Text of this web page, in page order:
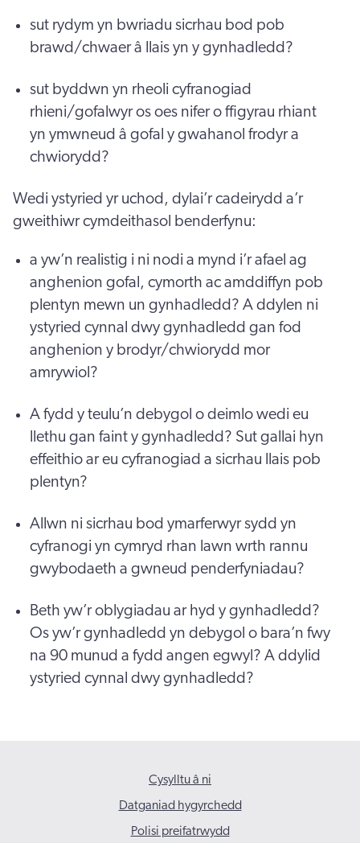
sut rydym yn bwriadu sicrhau bod pob
brawd/chwaer â llais yn y gynhadledd?
sut byddwn yn rheoli cyfranogiad
rhieni/gofalwyr os oes nifer o ffigyrau rhiant
yn ymwneud â gofal y gwahanol frodyr a
chwiorydd?
Wedi ystyried yr uchod, dylai’r cadeirydd a’r
gweithiwr cymdeithasol benderfynu:
a yw’n realistig i ni nodi a mynd i’r afael ag
anghenion gofal, cymorth ac amddiffyn pob
plentyn mewn un gynhadledd? A ddylen ni
ystyried cynnal dwy gynhadledd gan fod
anghenion y brodyr/chwiorydd mor
amrywiol?
A fydd y teulu’n debygol o deimlo wedi eu
llethu gan faint y gynhadledd? Sut gallai hyn
effeithio ar eu cyfranogiad a sicrhau llais pob
plentyn?
Allwn ni sicrhau bod ymarferwyr sydd yn
cyfranogi yn cymryd rhan lawn wrth rannu
gwybodaeth a gwneud penderfyniadau?
Beth yw’r oblygiadau ar hyd y gynhadledd?
Os yw’r gynhadledd yn debygol o bara’n fwy
na 90 munud a fydd angen egwyl? A ddylid
ystyried cynnal dwy gynhadledd?
Cysylltu â ni
Datganiad hygyrchedd
Polisi preifatrwydd